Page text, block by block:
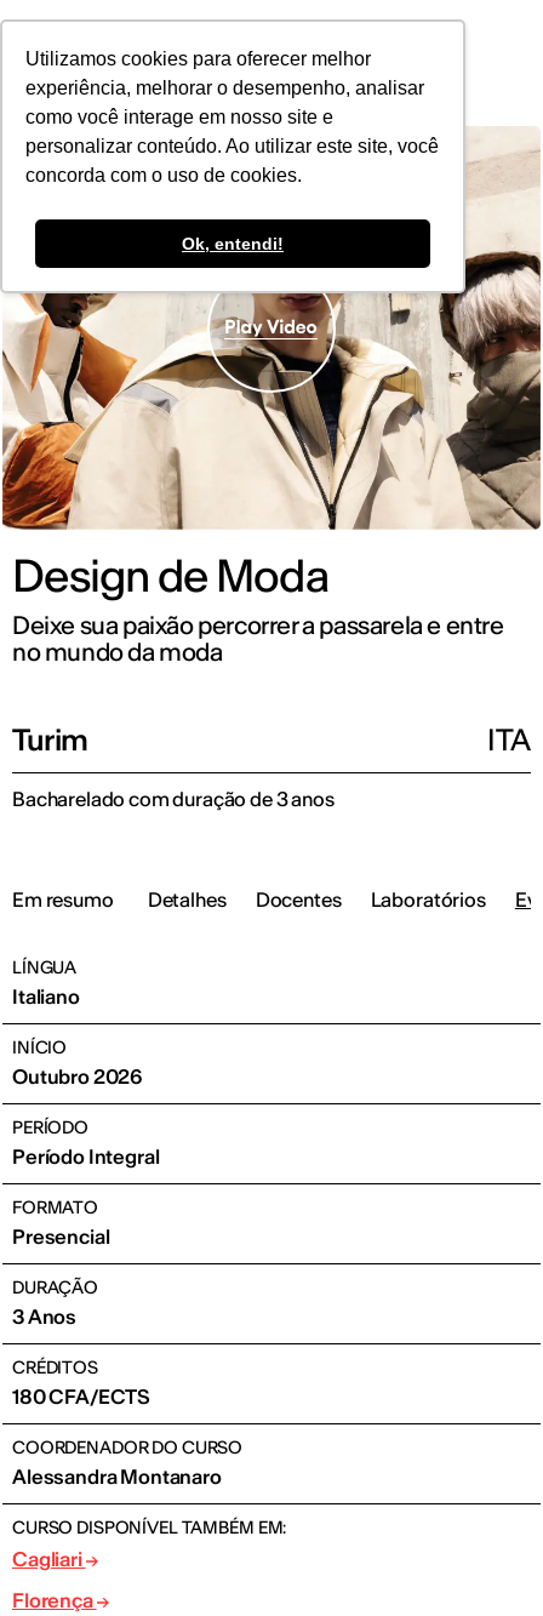
Utilizamos cookies para oferecer melhor
experiência, melhorar o desempenho, analisar
como você interage em nosso site e
personalizar conteúdo. Ao utilizar este site, você
concorda com o uso de cookies.
Ok, entendi!
POR
Design de Moda
Deixe sua paixão percorrer a passarela e entre
no mundo da moda
Turim ITA
Bacharelado com duração de 3 anos
Em resumo Detalhes Docentes Laboratórios
LÍNGUA
Italiano
INÍCIO
Outubro 2026
PERÍODO
Período Integral
FORMATO
Presencial
DURAÇÃO
3 Anos
CRÉDITOS
180 CFA/ECTS
COORDENADOR DO CURSO
Alessandra Montanaro
CURSO DISPONÍVEL TAMBÉM EM:
Cagliari
Florença